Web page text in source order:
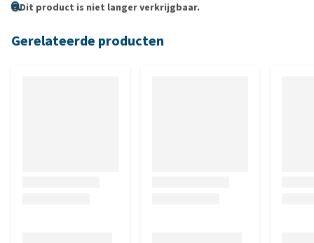
Dit product is niet langer verkrijgbaar.
Gerelateerde producten